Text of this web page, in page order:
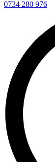
0734 280 976